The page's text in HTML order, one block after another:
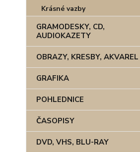
Krásné vazby
GRAMODESKY, CD,
AUDIOKAZETY
OBRAZY, KRESBY, AKVAREL
GRAFIKA
POHLEDNICE
ČASOPISY
DVD, VHS, BLU-RAY